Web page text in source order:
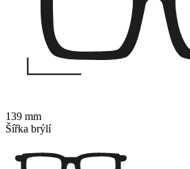
139 mm
Šířka brýlí